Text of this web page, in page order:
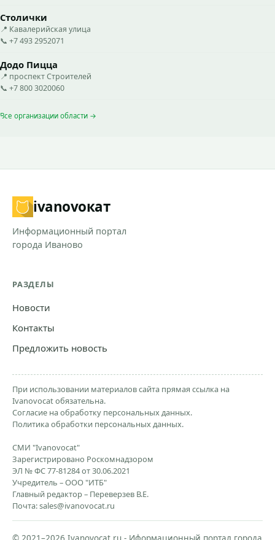
Столички
📍 Кавалерийская улица
📞 +7 493 2952071
Додо Пицца
📍 проспект Строителей
📞 +7 800 3020060
Все организации области →
ivanovoкат
Информационный портал
города Иваново
РАЗДЕЛЫ
Новости
Контакты
Предложить новость
При использовании материалов сайта прямая ссылка на
Ivanovocat обязательна.
Согласие на обработку персональных данных.
Политика обработки персональных данных.
СМИ "Ivanovocat"
Зарегистрировано Роскомнадзором
ЭЛ № ФС 77-81284 от 30.06.2021
Учредитель – ООО "ИТБ"
Главный редактор – Переверзев В.Е.
Почта:sales@ivanovocat.ru